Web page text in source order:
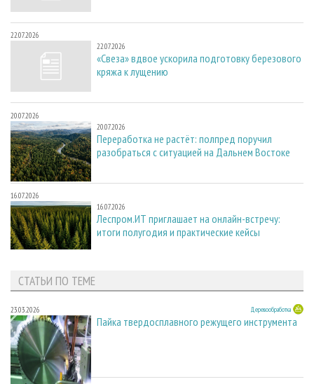
22.07.2026
22.07.2026
«Свеза» вдвое ускорила подготовку березового
кряжа к лущению
20.07.2026
20.07.2026
Переработка не растёт: полпред поручил
разобраться с ситуацией на Дальнем Востоке
16.07.2026
16.07.2026
Леспром.ИТ приглашает на онлайн-встречу:
итоги полугодия и практические кейсы
СТАТЬИ ПО ТЕМЕ
23.03.2026 Деревообработка
Пайка твердосплавного режущего инструмента